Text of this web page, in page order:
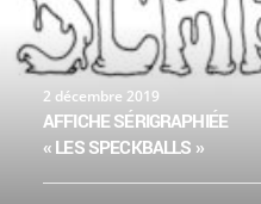
2 décembre 2019
AFFICHE SÉRIGRAPHIÉE
« LES SPECKBALLS »